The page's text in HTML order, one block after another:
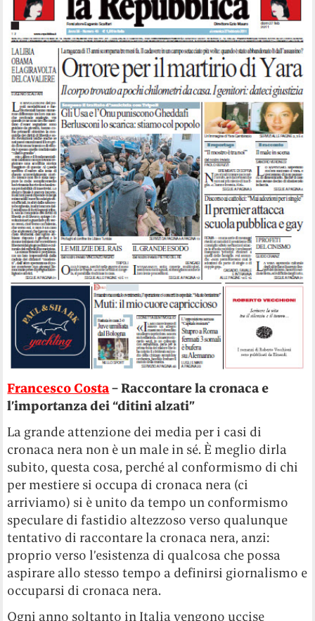
Francesco Costa– Raccontare la cronaca e
l’importanza dei “ditini alzati”
La grande attenzione dei media per i casi di
cronaca nera non è un male in sé. È meglio dirla
subito, questa cosa, perché al conformismo di chi
per mestiere si occupa di cronaca nera (ci
arriviamo) si è unito da tempo un conformismo
speculare di fastidio altezzoso verso qualunque
tentativo di raccontare la cronaca nera, anzi:
proprio verso l’esistenza di qualcosa che possa
aspirare allo stesso tempo a definirsi giornalismo e
occuparsi di cronaca nera.
Ogni anno soltanto in Italia vengono uccise